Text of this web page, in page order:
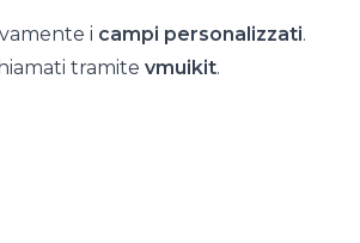
i campi personalizzati.
tramite vmuikit.